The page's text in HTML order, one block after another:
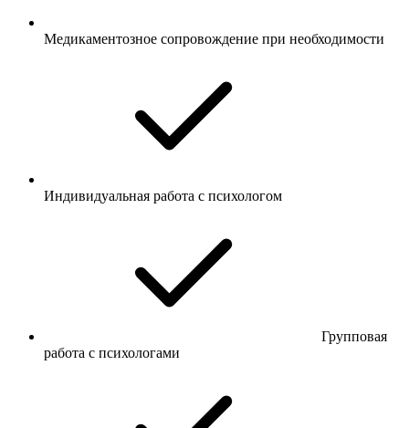
Медикаментозное сопровождение при необходимости
Индивидуальная работа с психологом
Групповая
работа с психологами